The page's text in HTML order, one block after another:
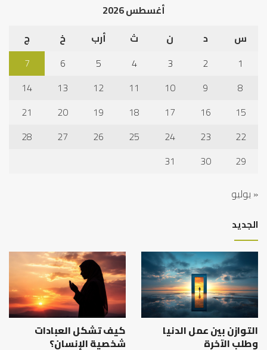
أغسطس 2026
س
د ن ث أرب خ
ج
1
2
3
4
5
6
7
8
9
10
11
12
13
14
15
16
17
18
19
20
21
22
23
24
25
26
27
28
29
30
31
« يوليو
الجديد
التوازن بين عمل الدنيا
وطلب الآخرة
كيف تشكل العبادات
شخصية الإنسان؟